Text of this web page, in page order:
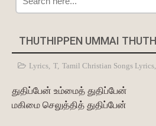
Lyrics, T, Tamil Christian Songs Lyrics,
துதிப்பேன் உம்மைத் துதிப்பேன்
மகிமை செலுத்தித் துதிப்பேன்